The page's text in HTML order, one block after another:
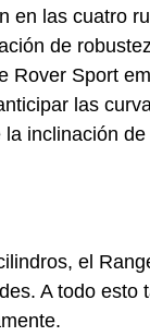
en las cuatro
de
Rover Sport
las
inclinación
el
A todo